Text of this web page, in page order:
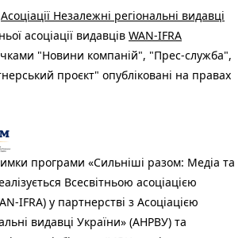
Асоціації Незалежні регіональні видавці
асоціації видавців WAN-IFRA
"Новини компаній", "Прес-служба",
проєкт" опубліковані на правах
програми «Сильніші разом: Медіа та
Всесвітньою асоціацією
IFRA) у партнерстві з Асоціацією
видавці України» (АНРВУ) та